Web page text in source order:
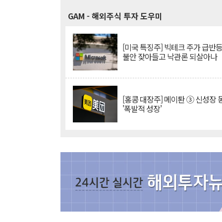
GAM - 해외주식 투자 도우미
[미국 특징주] 빅테크 주가 급반
불안 잦아들고 낙관론 되살아나
[홍콩 대장주] 메이퇀 ③ 신성장
'폭발적 성장'